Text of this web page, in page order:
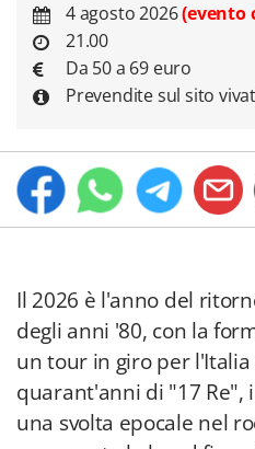
4 agosto 2026(evento
21.00
Da 50 a 69 euro
Prevendite sul sito
Il 2026 è l'anno del
degli anni '80, con la
un tour in giro per l'Italia
quarant'anni di "17 Re",
una svolta epocale nel